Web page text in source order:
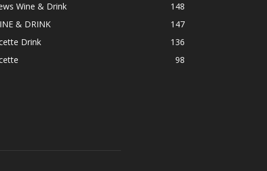
Wine & Drink
148
& DRINK
147
Drink
136
98